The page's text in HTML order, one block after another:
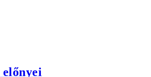
előnyei